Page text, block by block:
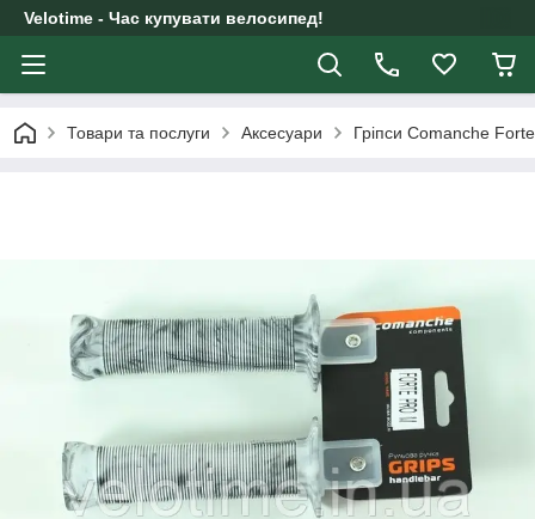
Velotime - Час купувати велосипед!
Товари та послуги Аксесуари Гріпси Comanche